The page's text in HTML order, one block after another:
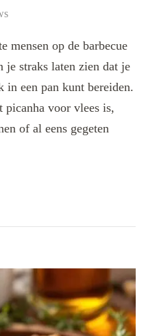
mensen op de barbecue
je straks laten zien dat je
een pan kunt bereiden.
picanha voor vlees is,
of al eens gegeten